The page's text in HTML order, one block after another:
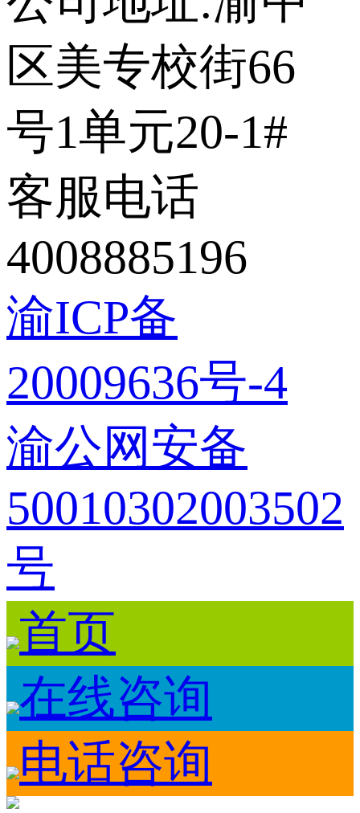
区美专校街66
号1单元20-1#
客服电话
4008885196
渝ICP备
20009636号-4
渝公网安备
50010302003502
号
首页
在线咨询
电话咨询